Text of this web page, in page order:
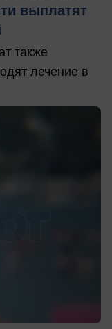
выплатят
также
лечение в